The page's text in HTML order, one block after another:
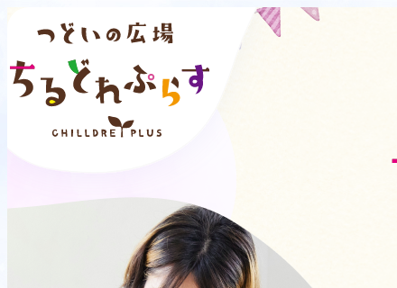
こどももおとなも
みんなが笑顔になれ
行きたい時に好きなだけ。気軽に遊びにいけるつど
たくさんのおもちゃと一緒に、ほっと一息つきなが